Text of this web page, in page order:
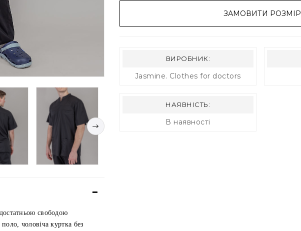
свободою
чоловіча куртка без
ЗАМОВИТИ РОЗМІР
ВИРОБНИК:
Jasmine. Clothes for doctors
НАЯВНІСТЬ:
В наявності